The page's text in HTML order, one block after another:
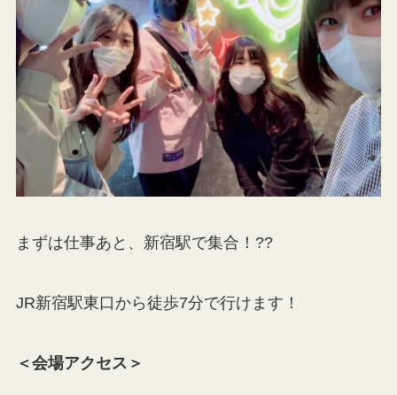
まずは仕事あと、新宿駅で集合！??
JR新宿駅東口から徒歩7分で行けます！
＜会場アクセス＞